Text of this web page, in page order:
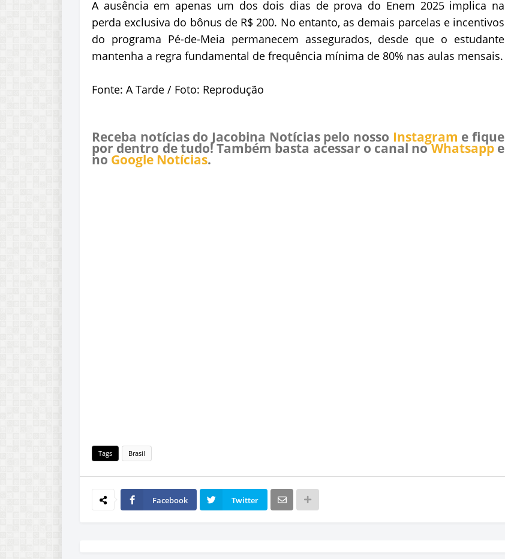
A ausência em apenas um dos dois dias de prova do Enem 2025 implica na
perda exclusiva do bônus de R$ 200. No entanto, as demais parcelas e incentivos
do programa Pé-de-Meia permanecem assegurados, desde que o estudante
mantenha a regra fundamental de frequência mínima de 80% nas aulas mensais.
Fonte: A Tarde / Foto: Reprodução
Receba notícias do Jacobina Notícias pelo nosso Instagram e fique
por dentro de tudo! Também basta acessar o canal noWhatsappe
no Google Notícias.
Tags Brasil
Facebook Twitter